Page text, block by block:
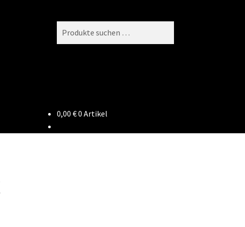
0,00 €0 Artikel